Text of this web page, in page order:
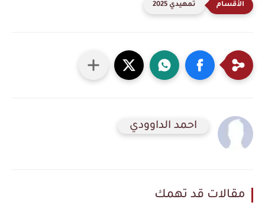
تمهيدي 2025
احمد الداوودي
مقالات قد تهمك